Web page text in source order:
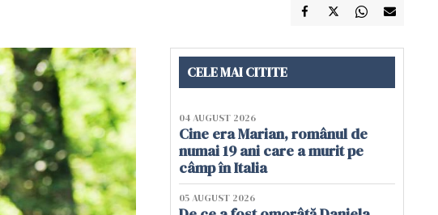
CELE MAI CITITE
04 AUGUST 2026
Cine era Marian, românul de
numai 19 ani care a murit pe
câmp în Italia
05 AUGUST 2026